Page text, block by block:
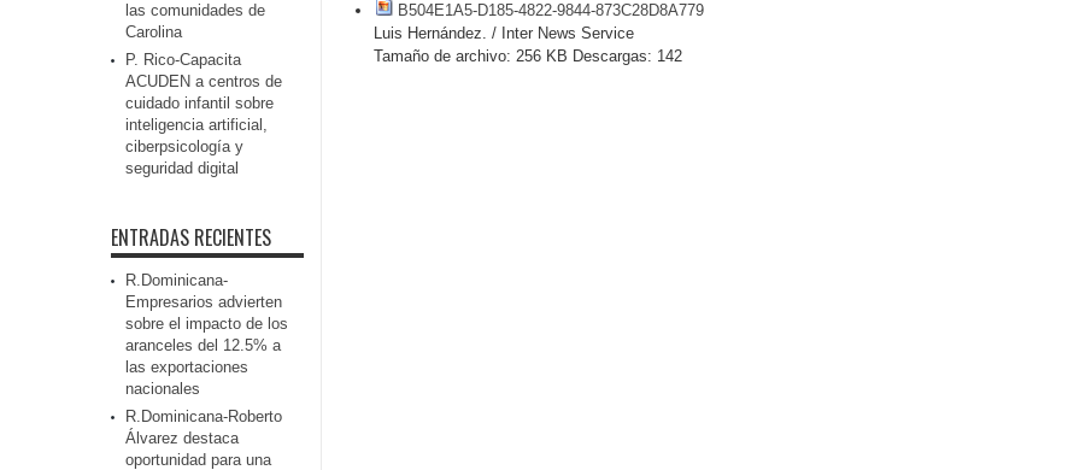
B504E1A5-D185-4822-9844-873C28D8A779
Luis Hernández. / Inter News Service
Tamaño de archivo: 256 KB Descargas: 142
las comunidades de
Carolina
P. Rico-Capacita
ACUDEN a centros de
cuidado infantil sobre
inteligencia artificial,
ciberpsicología y
seguridad digital
ENTRADAS RECIENTES
R.Dominicana-
Empresarios advierten
sobre el impacto de los
aranceles del 12.5% a
las exportaciones
nacionales
R.Dominicana-Roberto
Álvarez destaca
oportunidad para una